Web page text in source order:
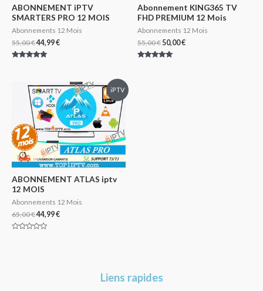
ABONNEMENT iPTV
SMARTERS PRO 12 MOIS
Abonnements 12 Mois
55,00€44,99€
Abonnement KING365 TV
FHD PREMIUM 12 Mois
Abonnements 12 Mois
55,00€50,00€
iPTV
ABONNEMENT ATLAS iptv
12 MOIS
Abonnements 12 Mois
65,00€44,99€
Liens rapides